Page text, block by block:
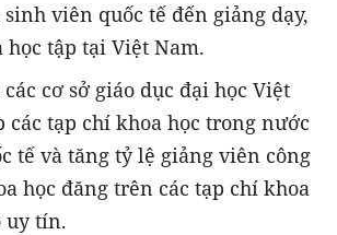
viên quốc tế đến giảng dạy,
tập tại Việt Nam.
cơ sở giáo dục đại học Việt
các tạp chí khoa học trong nước
tế và tăng tỷ lệ giảng viên công
học đăng trên các tạp chí khoa
uy tín.